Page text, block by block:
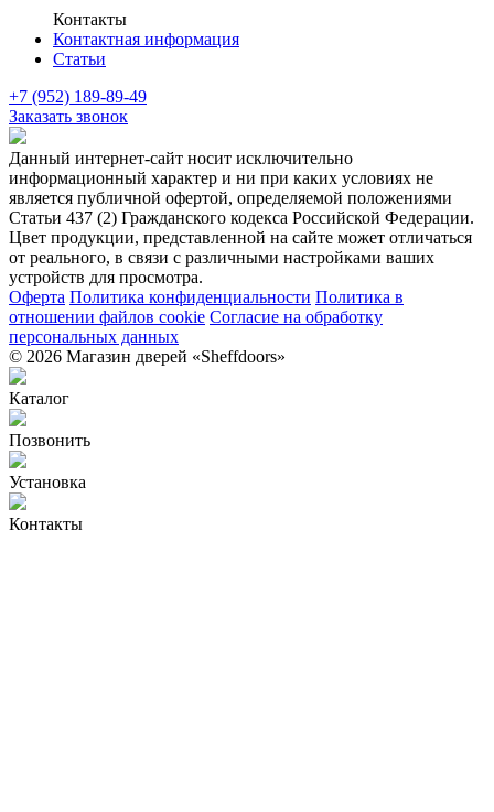
Контакты
Контактная информация
Статьи
+7 (952) 189-89-49
Заказать звонок
Данный интернет-сайт носит исключительно
информационный характер и ни при каких условиях не
является публичной офертой, определяемой положениями
Статьи 437 (2) Гражданского кодекса Российской Федерации.
Цвет продукции, представленной на сайте может отличаться
от реального, в связи с различными настройками ваших
устройств для просмотра.
Оферта Политика конфиденциальности Политика в
отношении файлов cookie Согласие на обработку
персональных данных
© 2026 Магазин дверей «Sheffdoors»
Каталог
Позвонить
Установка
Контакты